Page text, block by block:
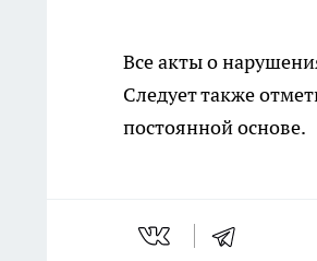
Все акты о
Следует также
постоянной основе.